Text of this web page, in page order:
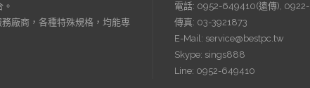
廠商，各種特殊規格，均能專
電話: 0952-649410(遠傳),
傳真: 03-3921873
E-Mail: service@bestpc.tw
Skype: sings888
Line: 0952-649410